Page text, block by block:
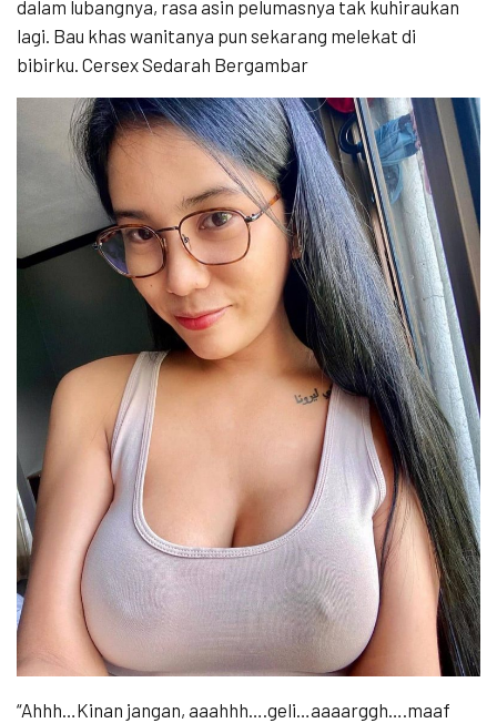
dalam lubangnya, rasa asin pelumasnya tak kuhiraukan
lagi. Bau khas wanitanya pun sekarang melekat di
bibirku. Cersex Sedarah Bergambar
“Ahhh…Kinan jangan, aaahhh….geli…aaaarggh….maaf